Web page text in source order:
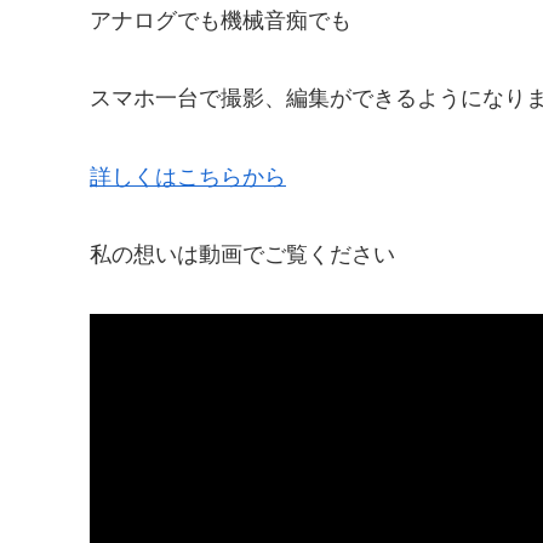
アナログでも機械音痴でも
スマホ一台で撮影、編集ができるようになり
詳しくはこちらから
私の想いは動画でご覧ください